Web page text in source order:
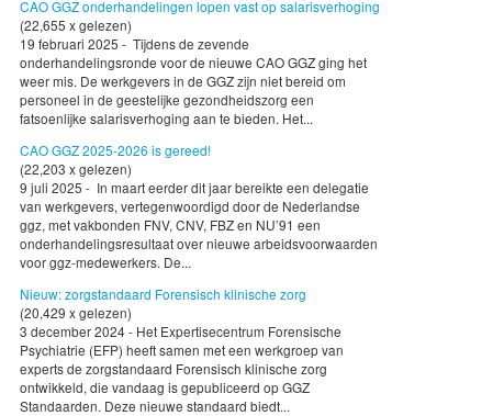
CAO GGZ onderhandelingen lopen vast op salarisverhoging
(22,655 x gelezen)
19 februari 2025 - Tijdens de zevende
onderhandelingsronde voor de nieuwe CAO GGZ ging het
weer mis. De werkgevers in de GGZ zijn niet bereid om
personeel in de geestelijke gezondheidszorg een
fatsoenlijke salarisverhoging aan te bieden. Het...
CAO GGZ 2025-2026 is gereed!
(22,203 x gelezen)
9 juli 2025 - In maart eerder dit jaar bereikte een delegatie
van werkgevers, vertegenwoordigd door de Nederlandse
ggz, met vakbonden FNV, CNV, FBZ en NU’91 een
onderhandelingsresultaat over nieuwe arbeidsvoorwaarden
voor ggz-medewerkers. De...
Nieuw: zorgstandaard Forensisch klinische zorg
(20,429 x gelezen)
3 december 2024 - Het Expertisecentrum Forensische
Psychiatrie (EFP) heeft samen met een werkgroep van
experts de zorgstandaard Forensisch klinische zorg
ontwikkeld, die vandaag is gepubliceerd op GGZ
Standaarden. Deze nieuwe standaard biedt...